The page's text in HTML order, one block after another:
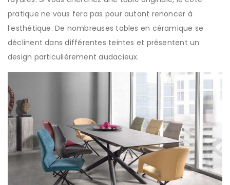
pratique ne vous fera pas pour autant renoncer à
l’esthétique. De nombreuses tables en céramique se
déclinent dans différentes teintes et présentent un
design particulièrement audacieux.